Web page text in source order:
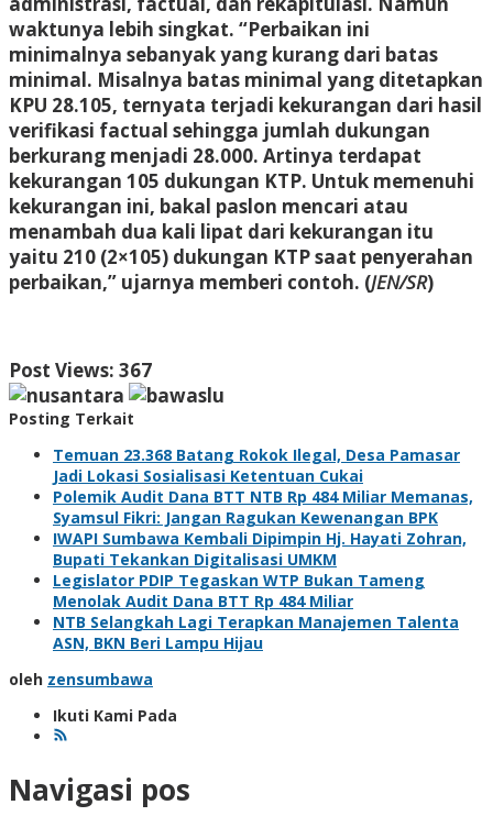
waktunya lebih singkat. “Perbaikan ini
minimalnya sebanyak yang kurang dari batas
minimal. Misalnya batas minimal yang ditetapkan
KPU 28.105, ternyata terjadi kekurangan dari hasil
verifikasi factual sehingga jumlah dukungan
berkurang menjadi 28.000. Artinya terdapat
kekurangan 105 dukungan KTP. Untuk memenuhi
kekurangan ini, bakal paslon mencari atau
menambah dua kali lipat dari kekurangan itu
yaitu 210 (2×105) dukungan KTP saat penyerahan
perbaikan,” ujarnya memberi contoh. (JEN/SR)
Post Views: 367
Posting Terkait
Temuan 23.368 Batang Rokok Ilegal, Desa Pamasar
Jadi Lokasi Sosialisasi Ketentuan Cukai
Polemik Audit Dana BTT NTB Rp 484 Miliar Memanas,
Syamsul Fikri: Jangan Ragukan Kewenangan BPK
IWAPI Sumbawa Kembali Dipimpin Hj. Hayati Zohran,
Bupati Tekankan Digitalisasi UMKM
Legislator PDIP Tegaskan WTP Bukan Tameng
Menolak Audit Dana BTT Rp 484 Miliar
NTB Selangkah Lagi Terapkan Manajemen Talenta
ASN, BKN Beri Lampu Hijau
oleh zensumbawa
Ikuti Kami Pada
Navigasi pos